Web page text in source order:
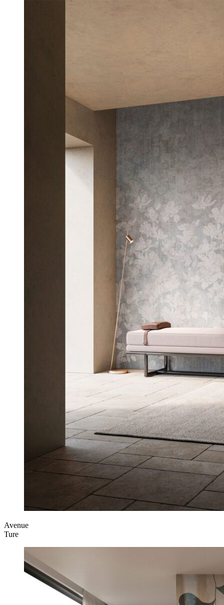
Avenue
Ture